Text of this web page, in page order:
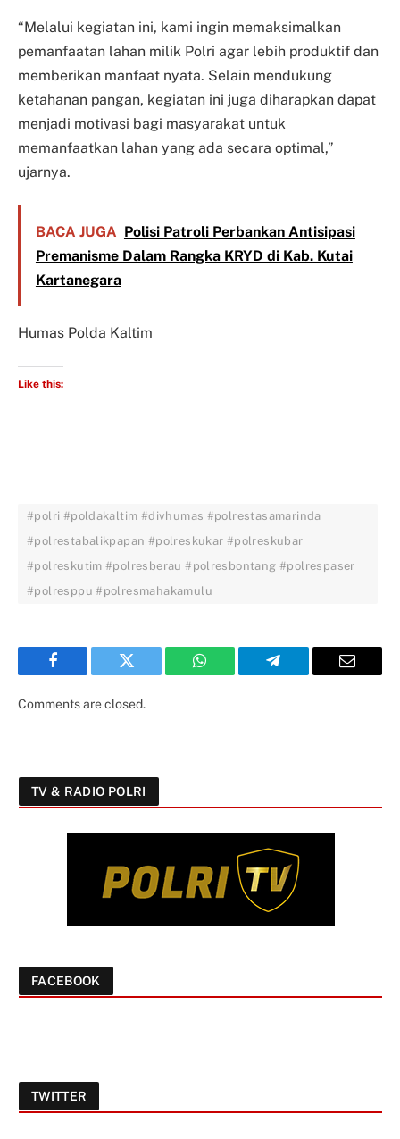
“Melalui kegiatan ini, kami ingin memaksimalkan
pemanfaatan lahan milik Polri agar lebih produktif dan
memberikan manfaat nyata. Selain mendukung
ketahanan pangan, kegiatan ini juga diharapkan dapat
menjadi motivasi bagi masyarakat untuk
memanfaatkan lahan yang ada secara optimal,”
ujarnya.
BACA JUGA Polisi Patroli Perbankan Antisipasi
Premanisme Dalam Rangka KRYD di Kab. Kutai
Kartanegara
Humas Polda Kaltim
Like this:
#polri #poldakaltim #divhumas #polrestasamarinda
#polrestabalikpapan #polreskukar #polreskubar
#polreskutim #polresberau #polresbontang #polrespaser
#polresppu #polresmahakamulu
Facebook Twitter WhatsApp Telegram Email
Comments are closed.
TV & RADIO POLRI
FACEBOOK
TWITTER